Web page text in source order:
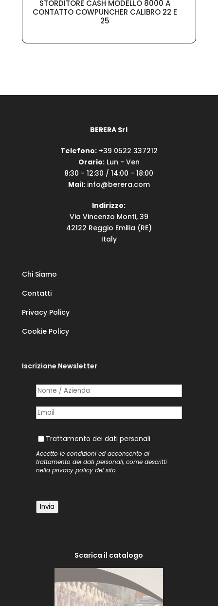
STORDITORE CASH MODELLO 8000 A
CONTATTO COWPUNCHER CALIBRO 22 E
25
BERERA Srl
Telefono:+39 0522 337212
Orario:Lun - Ven
8:30 - 12:30 / 14:00 - 18:00
Mail:info@berera.com
Indirizzo:
Via Vincenzo Monti, 39
42122 Reggio Emilia (RE)
Italy
Chi Siamo
Contatti
Privacy Policy
Cookie Policy
Iscrizione Newsletter
Nome /​ Azienda
Posta elettronica
Trattamento dei dati personali
Trattamento dei dati personali
Accetto le condizioni ed acconsento al
trattamento dei dati personali, come descritti
nella privacy policydel sito
Invia
Scarica il catalogo